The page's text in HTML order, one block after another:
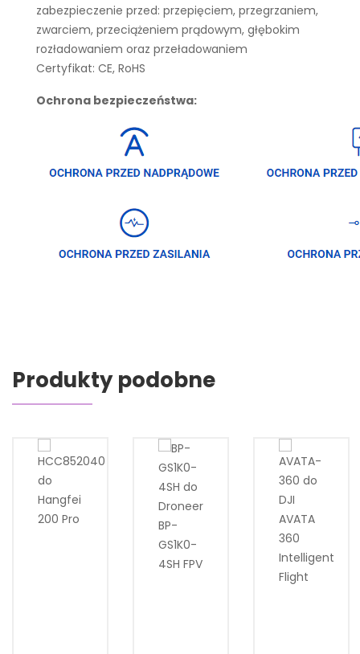
zabezpieczenie przed: przepięciem, przegrzaniem,
zwarciem, przeciążeniem prądowym, głębokim
rozładowaniem oraz przeładowaniem
Certyfikat: CE, RoHS
Ochrona bezpieczeństwa:
Produkty podobne